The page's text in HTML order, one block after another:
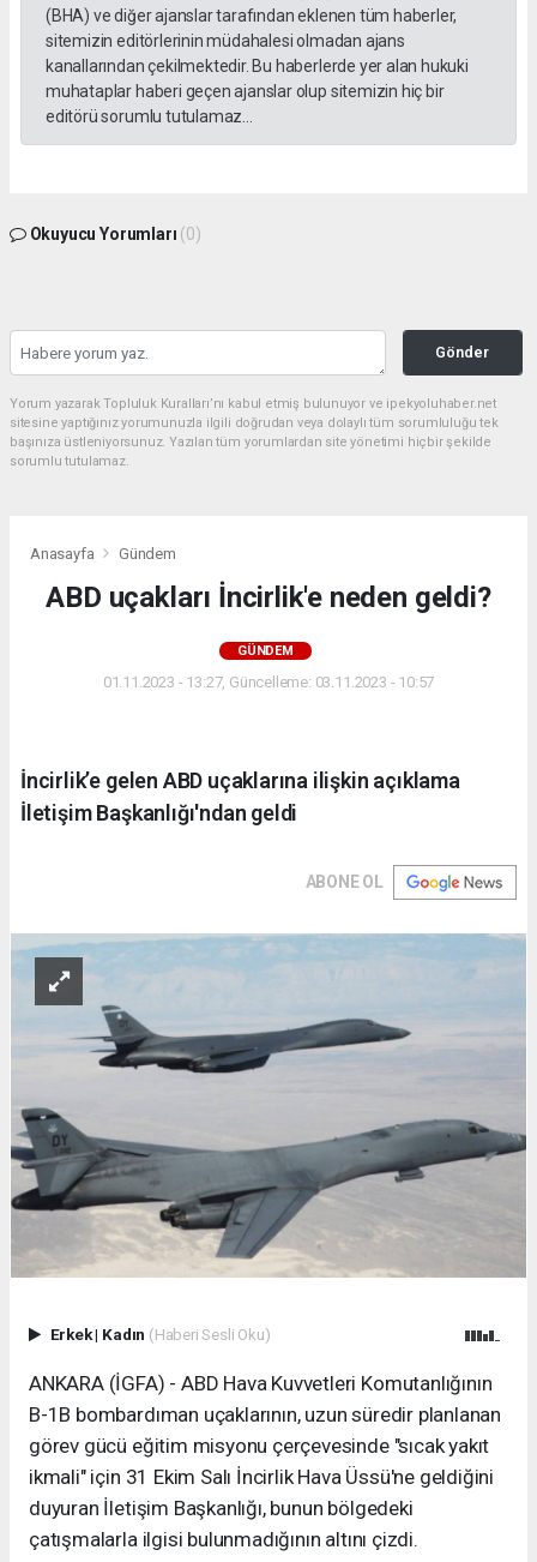
(BHA) ve diğer ajanslar tarafından eklenen tüm haberler,
sitemizin editörlerinin müdahalesi olmadan ajans
kanallarından çekilmektedir. Bu haberlerde yer alan hukuki
muhataplar haberi geçen ajanslar olup sitemizin hiç bir
editörü sorumlu tutulamaz...
Okuyucu Yorumları (0)
Gönder
Yorum yazarak Topluluk Kuralları’nı kabul etmiş bulunuyor ve ipekyoluhaber.net
sitesine yaptığınız yorumunuzla ilgili doğrudan veya dolaylı tüm sorumluluğu tek
başınıza üstleniyorsunuz. Yazılan tüm yorumlardan site yönetimi hiçbir şekilde
sorumlu tutulamaz.
Anasayfa Gündem
ABD uçakları İncirlik'e neden geldi?
GÜNDEM
01.11.2023 - 13:27, Güncelleme: 03.11.2023 - 10:57
İncirlik’e gelen ABD uçaklarına ilişkin açıklama
İletişim Başkanlığı'ndan geldi
ABONE OL
Erkek| Kadın (Haberi Sesli Oku)
ANKARA (İGFA) - ABD Hava Kuvvetleri Komutanlığının
B-1B bombardıman uçaklarının, uzun süredir planlanan
görev gücü eğitim misyonu çerçevesinde "sıcak yakıt
ikmali" için 31 Ekim Salı İncirlik Hava Üssü'ne geldiğini
duyuran İletişim Başkanlığı, bunun bölgedeki
çatışmalarla ilgisi bulunmadığının altını çizdi.